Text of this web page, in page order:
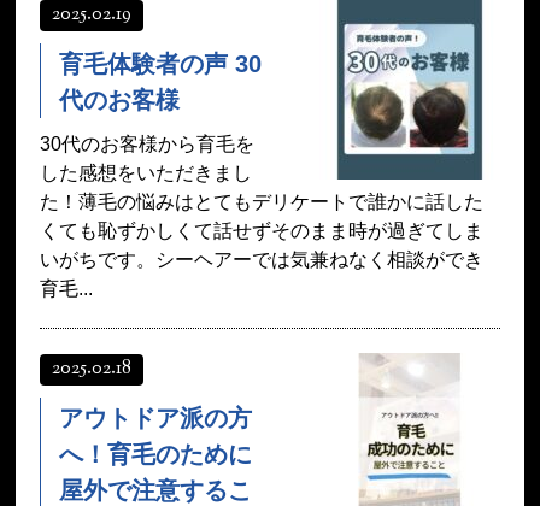
2025.02.19
育毛体験者の声 30
代のお客様
30代のお客様から育毛を
した感想をいただきまし
た！薄毛の悩みはとてもデリケートで誰かに話した
くても恥ずかしくて話せずそのまま時が過ぎてしま
いがちです。シーヘアーでは気兼ねなく相談ができ
育毛...
2025.02.18
アウトドア派の方
へ！育毛のために
屋外で注意するこ